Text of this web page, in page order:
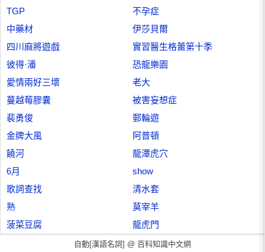
TGP
不孕症
中藥材
伊莎貝爾
四川麻將遊戲
實習醫生格蕾第十季
彼得·潘
恐龍樂園
愛情兩好三壞
老大
蔓越莓膠囊
被害妄想症
裴勇俊
郵輪遊
金牌大風
阿普頓
饒河
龍潭虎穴
6月
show
歌詞查找
清水套
熟
莫宰羊
菠菜豆腐
龍虎門
自動[漢語名詞] @ 百科知識中文網